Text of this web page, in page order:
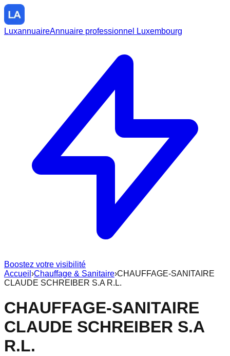
LuxannuaireAnnuaire professionnel Luxembourg
Boostez votre visibilité
Accueil ›Chauffage & Sanitaire›CHAUFFAGE-SANITAIRE
CLAUDE SCHREIBER S.A R.L.
CHAUFFAGE-SANITAIRE
CLAUDE SCHREIBER S.A
R.L.